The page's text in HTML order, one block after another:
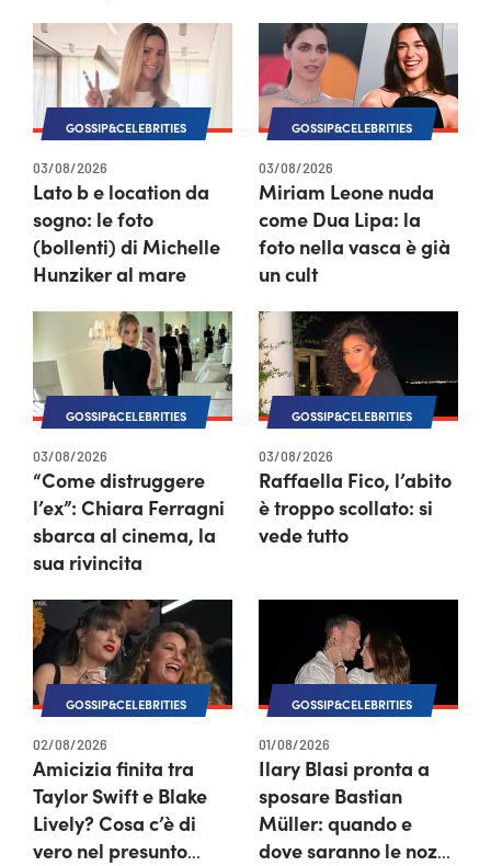
GOSSIP&CELEBRITIES
03/08/2026
Lato b e location da
sogno: le foto
(bollenti) di Michelle
Hunziker al mare
GOSSIP&CELEBRITIES
03/08/2026
Miriam Leone nuda
come Dua Lipa: la
foto nella vasca è già
un cult
GOSSIP&CELEBRITIES
03/08/2026
“Come distruggere
l’ex”: Chiara Ferragni
sbarca al cinema, la
sua rivincita
GOSSIP&CELEBRITIES
03/08/2026
Raffaella Fico, l’abito
è troppo scollato: si
vede tutto
GOSSIP&CELEBRITIES
02/08/2026
Amicizia finita tra
Taylor Swift e Blake
Lively? Cosa c’è di
vero nel presunto
GOSSIP&CELEBRITIES
01/08/2026
Ilary Blasi pronta a
sposare Bastian
Müller: quando e
dove saranno le nozze